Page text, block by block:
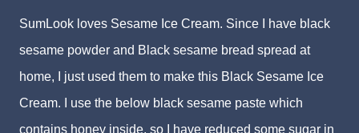
SumLook loves Sesame Ice Cream. Since I have black
sesame powder and Black sesame bread spread at
home, I just used them to make this Black Sesame Ice
Cream. I use the below black sesame paste which
contains honey inside, so I have reduced some sugar in